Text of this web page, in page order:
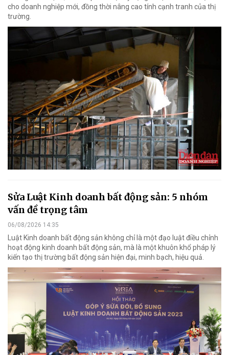
cho doanh nghiệp mới, đồng thời nâng cao tính cạnh tranh của thị
trường.
Sửa Luật Kinh doanh bất động sản: 5 nhóm
vấn đề trọng tâm
06/08/2026 14:35
Luật Kinh doanh bất động sản không chỉ là một đạo luật điều chỉnh
hoạt động kinh doanh bất động sản, mà là một khuôn khổ pháp lý
kiến tạo thị trường bất động sản hiện đại, minh bạch, hiệu quả.